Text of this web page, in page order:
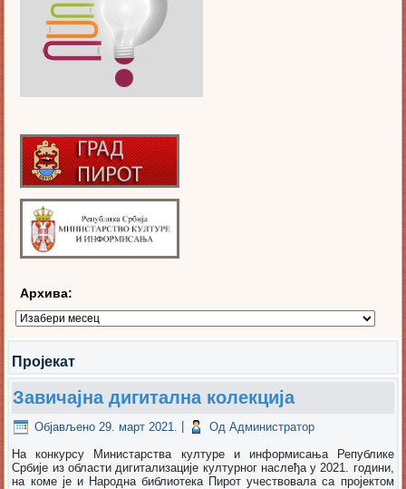
Архива:
Архива:
Пројекат
Завичајна дигитална колекција
Објављено 29. март 2021. Од Администратор
На конкурсу Министарства културе и информисања Републике
Србије из области дигитализације културног наслеђа у 2021. години,
на коме је и Народна библиотека Пирот учествовала са пројектом